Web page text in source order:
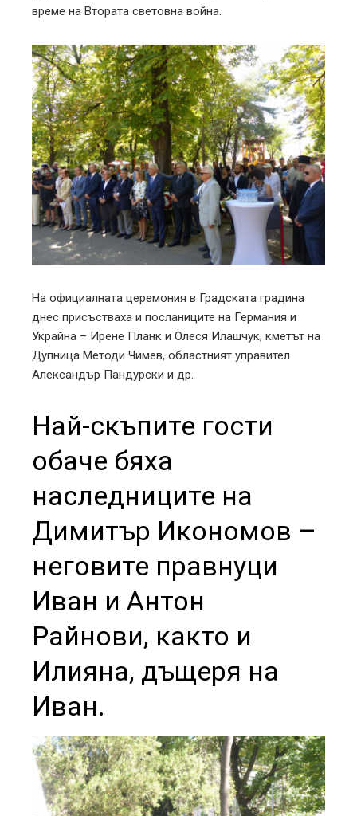
време на Втората световна война.
На официалната церемония в Градската градина
днес присъстваха и посланиците на Германия и
Украйна – Ирене Планк и Олеся Илашчук, кметът на
Дупница Методи Чимев, областният управител
Александър Пандурски и др.
Най-скъпите гости
обаче бяха
наследниците на
Димитър Икономов –
неговите правнуци
Иван и Антон
Райнови, както и
Илияна, дъщеря на
Иван.